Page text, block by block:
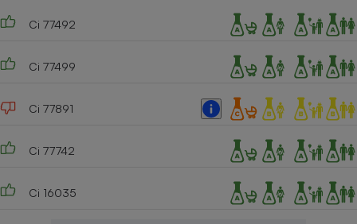
Ci 77492
Ci 77499
Ci 77891
Ci 77742
Ci 16035